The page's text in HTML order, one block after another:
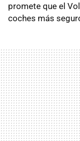
promete que el
coches más